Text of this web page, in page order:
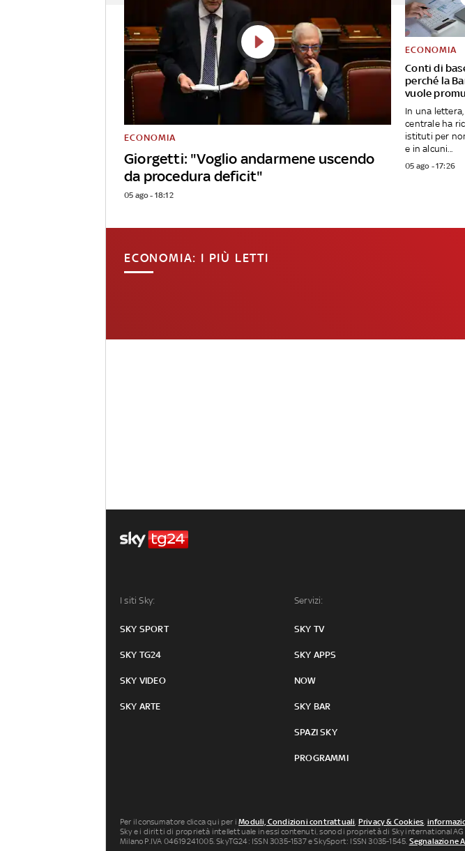
Giorgetti: "Voglio andarmene uscendo
da procedura deficit"
ECONOMIA
05 ago - 18:12
Conti di
perché la
vuole
ECONOMIA
In una lettera,
centrale ha
istituti per
e in alcuni...
05 ago - 17:26
ECONOMIA: I PIÙ LETTI
I siti Sky:
SKY SPORT
SKY TG24
SKY VIDEO
SKY ARTE
Servizi:
SKY TV
SKY APPS
NOW
SKY BAR
SPAZI SKY
PROGRAMMI
Per il consumatore clicca qui per iModuli, Condizioni contrattuali, Privacy & Cookies,
Sky e i diritti di proprietà intellettuale in essi contenuti, sono di proprietà di Sky international AG
Milano P.IVA 04619241005. SkyTG24: ISSN 3035-1537 e SkySport: ISSN 3035-1545. Segnalazione